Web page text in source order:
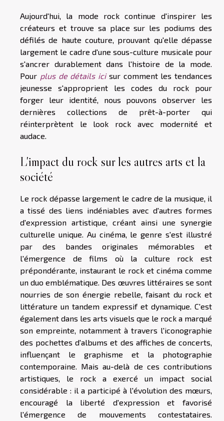
Aujourd'hui, la mode rock continue d'inspirer les
créateurs et trouve sa place sur les podiums des
défilés de haute couture, prouvant qu'elle dépasse
largement le cadre d'une sous-culture musicale pour
s'ancrer durablement dans l'histoire de la mode.
Pour plus de détails icisur comment les tendances
jeunesse s'approprient les codes du rock pour
forger leur identité, nous pouvons observer les
dernières collections de prêt-à-porter qui
réinterprètent le look rock avec modernité et
audace.
L'impact du rock sur les autres arts et la
société
Le rock dépasse largement le cadre de la musique, il
a tissé des liens indéniables avec d'autres formes
d'expression artistique, créant ainsi une synergie
culturelle unique. Au cinéma, le genre s'est illustré
par des bandes originales mémorables et
l'émergence de films où la culture rock est
prépondérante, instaurant le rock et cinéma comme
un duo emblématique. Des œuvres littéraires se sont
nourries de son énergie rebelle, faisant du rock et
littérature un tandem expressif et dynamique. C'est
également dans les arts visuels que le rock a marqué
son empreinte, notamment à travers l'iconographie
des pochettes d'albums et des affiches de concerts,
influençant le graphisme et la photographie
contemporaine. Mais au-delà de ces contributions
artistiques, le rock a exercé un impact social
considérable : il a participé à l'évolution des mœurs,
encouragé la liberté d'expression et favorisé
l'émergence de mouvements contestataires.